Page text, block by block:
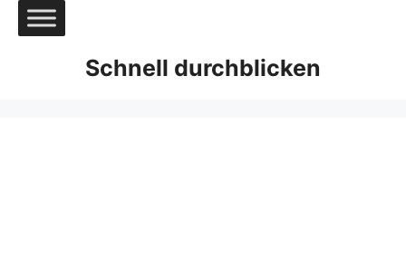
Zum
Inhalt
Schnell durchblicken